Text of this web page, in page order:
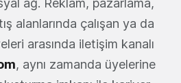
ağ. Reklam, pazarlama,
alanlarında çalışan ya da
arasında iletişim kanalı
, aynı zamanda üyelerine